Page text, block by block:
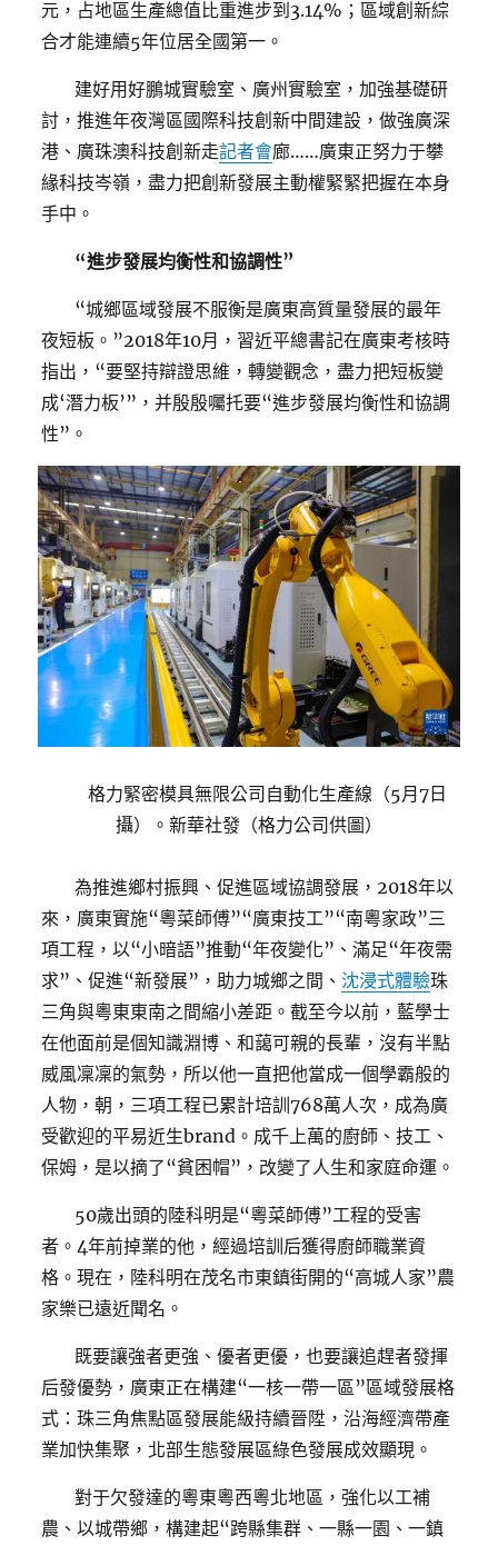
元，占地區生產總值比重進步到3.14%；區域創新綜
合才能連續5年位居全國第一。
建好用好鵬城實驗室、廣州實驗室，加強基礎研
討，推進年夜灣區國際科技創新中間建設，做強廣深
港、廣珠澳科技創新走記者會廊……廣東正努力于攀
緣科技岑嶺，盡力把創新發展主動權緊緊把握在本身
手中。
“進步發展均衡性和協調性”
“城鄉區域發展不服衡是廣東高質量發展的最年
夜短板。”2018年10月，習近平總書記在廣東考核時
指出，“要堅持辯證思維，轉變觀念，盡力把短板變
成‘潛力板’”，并殷殷囑托要“進步發展均衡性和協調
性”。
格力緊密模具無限公司自動化生產線（5月7日
攝）。新華社發（格力公司供圖）
為推進鄉村振興、促進區域協調發展，2018年以
來，廣東實施“粵菜師傅”“廣東技工”“南粵家政”三
項工程，以“小暗語”推動“年夜變化”、滿足“年夜需
求”、促進“新發展”，助力城鄉之間、 沈浸式體驗珠
三角與粵東東南之間縮小差距。截至今以前，藍學士
在他面前是個知識淵博、和藹可親的長輩，沒有半點
威風凜凜的氣勢，所以他一直把他當成一個學霸般的
人物，朝，三項工程已累計培訓768萬人次，成為廣
受歡迎的平易近生brand。成千上萬的廚師、技工、
保姆，是以摘了“貧困帽”，改變了人生和家庭命運。
50歲出頭的陸科明是“粵菜師傅”工程的受害
者。4年前掉業的他，經過培訓后獲得廚師職業資
格。現在，陸科明在茂名市東鎮街開的“高城人家”農
家樂已遠近聞名。
既要讓強者更強、優者更優，也要讓追趕者發揮
后發優勢，廣東正在構建“一核一帶一區”區域發展格
式：珠三角焦點區發展能級持續晉陞，沿海經濟帶產
業加快集聚，北部生態發展區綠色發展成效顯現。
對于欠發達的粵東粵西粵北地區，強化以工補
農、以城帶鄉，構建起“跨縣集群、一縣一園、一鎮